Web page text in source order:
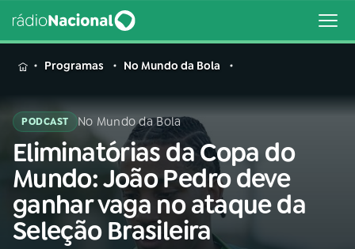
MENU
Buscar
na
Rádio
Nacional
Buscar
AO VIVO
Programas No Mundo da Bola
PODCAST No Mundo da Bola
Eliminatórias da Copa do
Mundo: João Pedro deve
ganhar vaga no ataque da
Seleção Brasileira